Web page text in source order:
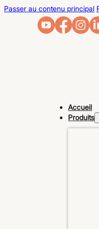
Passer au contenu principal
Accueil
Produits